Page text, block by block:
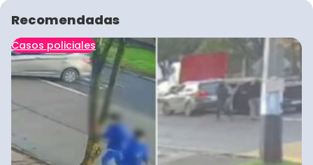
Recomendadas
Casos policiales